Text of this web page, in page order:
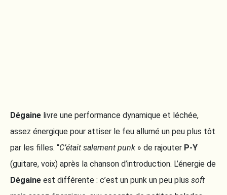
Dégaine livre une performance dynamique et léchée,
assez énergique pour attiser le feu allumé un peu plus tôt
par les filles. “C’était salement punk » de rajouter P-Y
(guitare, voix) après la chanson d’introduction. L’énergie de
Dégaine est différente : c’est un punk un peu plus soft